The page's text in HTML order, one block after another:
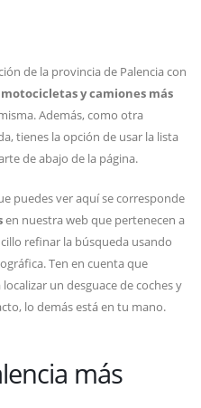
de la provincia de Palencia con
y camiones más
Además, como otra
tienes la opción de usar la lista
de abajo de la página.
puedes ver aquí se corresponde
en nuestra web que pertenecen a
refinar la búsqueda usando
Ten en cuenta que
un desguace de coches y
lo demás está en tu mano.
más